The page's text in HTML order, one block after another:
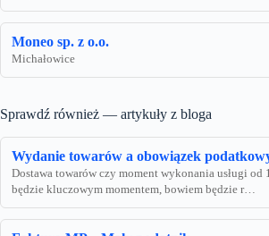
Moneo sp. z o.o.
Michałowice
Sprawdź również — artykuły z bloga
Wydanie towarów a obowiązek
Dostawa towarów czy moment wykonania usługi od
będzie kluczowym momentem, bowiem będzie r…